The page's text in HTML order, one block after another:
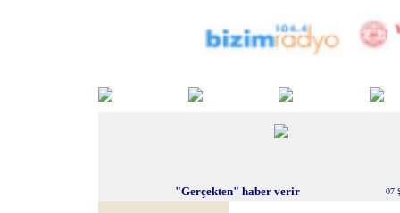
"Gerçekten" haber verir 07